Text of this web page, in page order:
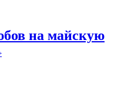
на майскую